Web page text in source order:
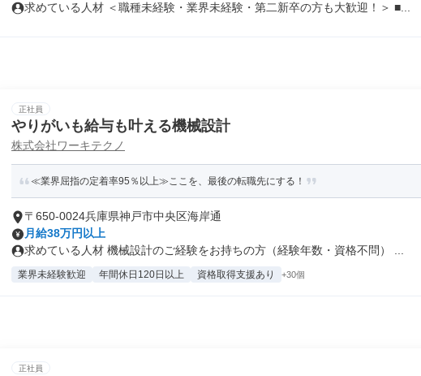
求めている人材 ＜職種未経験・業界未経験・第二新卒の方も大歓迎！＞ ■...
正社員
やりがいも給与も叶える機械設計
株式会社ワーキテクノ
≪業界屈指の定着率95％以上≫ここを、最後の転職先にする！
〒650-0024兵庫県神戸市中央区海岸通
月給38万円以上
求めている人材 機械設計のご経験をお持ちの方（経験年数・資格不問） ...
業界未経験歓迎 年間休日120日以上 資格取得支援あり +30個
正社員